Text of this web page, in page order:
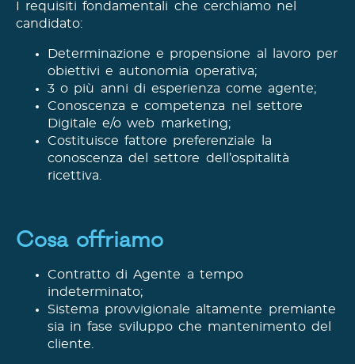
I requisiti fondamentali che cerchiamo nel
candidato:
Determinazione e propensione al lavoro per
obiettivi e autonomia operativa;
3 o più anni di esperienza come agente;
Conoscenza e competenza nel settore
Digitale e/o web marketing;
Costituisce fattore preferenziale la
conoscenza del settore dell’ospitalità
ricettiva.
Cosa offriamo
Contratto di Agente a tempo
indeterminato;
Sistema provvigionale altamente premiante
sia in fase sviluppo che mantenimento del
cliente.